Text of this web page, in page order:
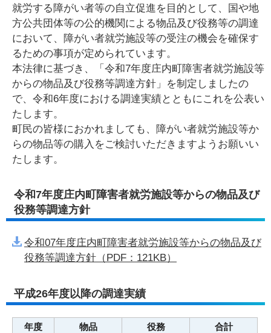
就労する障がい者等の自立促進を目的として、国や地
方公共団体等の公的機関による物品及び役務等の調達
において、障がい者就労施設等の受注の機会を確保す
るための事項が定められています。
本法律に基づき、「令和7年度庄内町障害者就労施設等
からの物品及び役務等調達方針」を制定しましたの
で、令和6年度における調達実績とともにこれを公表い
たします。
町民の皆様におかれましても、障がい者就労施設等か
らの物品等の購入をご検討いただきますようお願いい
たします。
令和7年度庄内町障害者就労施設等からの物品及び
役務等調達方針
令和07年度庄内町障害者就労施設等からの物品及び
役務等調達方針（PDF：121KB）
平成26年度以降の調達実績
年度 物品 役務
合計